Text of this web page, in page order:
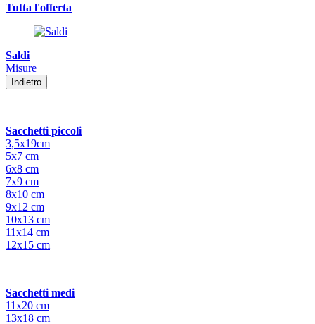
Tutta l'offerta
Saldi
Misure
Indietro
Sacchetti piccoli
3,5x19cm
5x7 cm
6x8 cm
7x9 cm
8x10 cm
9x12 cm
10x13 cm
11x14 cm
12x15 cm
Sacchetti medi
11x20 cm
13x18 cm